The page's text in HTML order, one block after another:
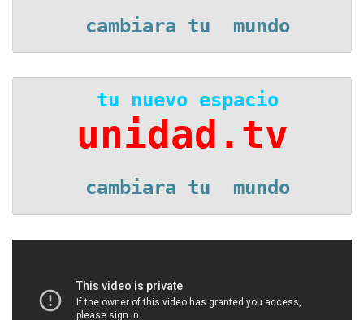
cambiara tu  mundo
tu nuevo espacio
unidad.tv
cambiara tu  mundo
vídeo